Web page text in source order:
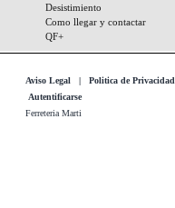
Desistimiento
Como llegar y contactar
QF+
Aviso Legal | Politica de Privacidad
Autentificarse
Ferreteria Marti